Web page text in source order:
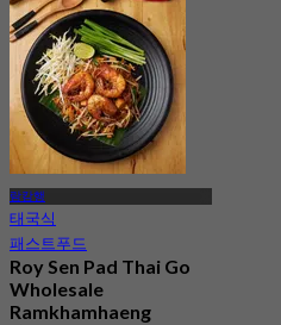
람캄행
태국식
패스트푸드
Roy Sen Pad Thai Go
Wholesale
Ramkhamhaeng